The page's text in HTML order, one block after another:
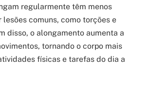
regularmente têm menos
lesões comuns, como torções e
disso, o alongamento aumenta a
tornando o corpo mais
físicas e tarefas do dia a